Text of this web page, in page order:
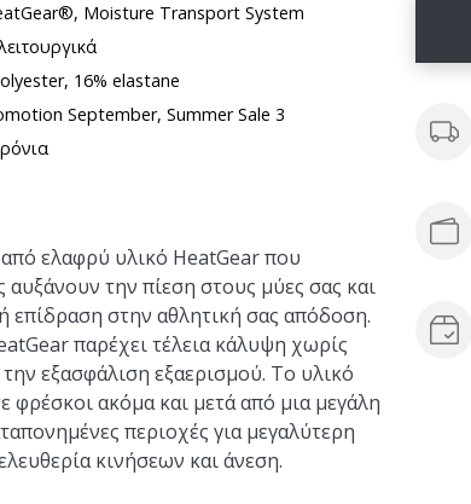
Moisture Transport System
16% elastane
September, Summer Sale 3
ελαφρύ υλικό HeatGear που
την πίεση στους μύες σας και
επίδραση στην αθλητική σας απόδοση.
παρέχει τέλεια κάλυψη χωρίς
εξασφάλιση εξαερισμού. Το υλικό
φρέσκοι ακόμα και μετά από μια μεγάλη
περιοχές για μεγαλύτερη
κινήσεων και άνεση.